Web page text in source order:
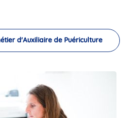
d'Auxiliaire de Puériculture